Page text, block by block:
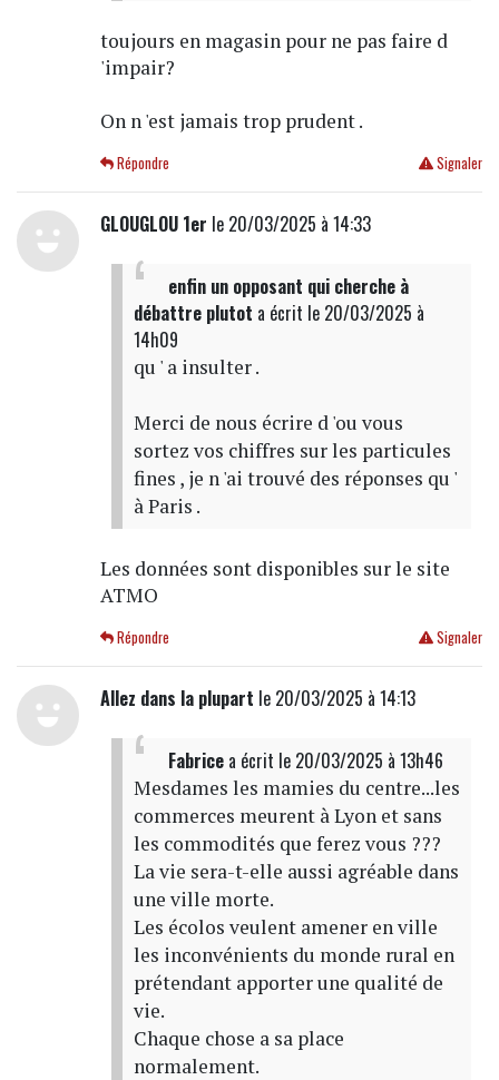
toujours en magasin pour ne pas faire d
'impair?
On n 'est jamais trop prudent .
Signaler
Répondre
GLOUGLOU 1er le 20/03/2025 à 14:33
enfin un opposant qui cherche à
débattre plutot a écrit le 20/03/2025 à
14h09
qu ' a insulter .
Merci de nous écrire d 'ou vous
sortez vos chiffres sur les particules
fines , je n 'ai trouvé des réponses qu '
à Paris .
Les données sont disponibles sur le site
ATMO
Signaler
Répondre
Allez dans la plupart le 20/03/2025 à 14:13
Fabricea écrit le 20/03/2025 à 13h46
Mesdames les mamies du centre...les
commerces meurent à Lyon et sans
les commodités que ferez vous ???
La vie sera-t-elle aussi agréable dans
une ville morte.
Les écolos veulent amener en ville
les inconvénients du monde rural en
prétendant apporter une qualité de
vie.
Chaque chose a sa place
normalement.